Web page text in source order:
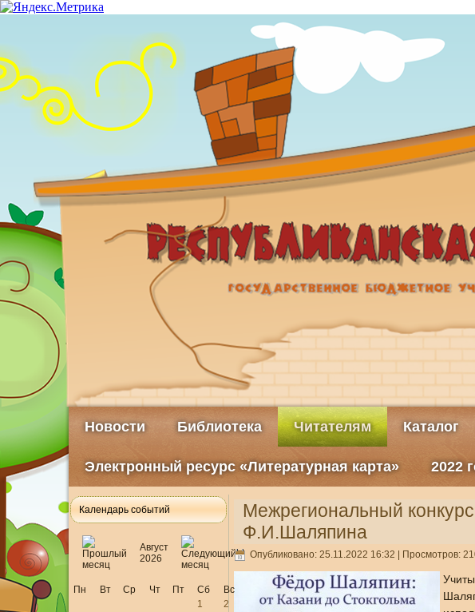
Новости Библиотека Читателям Каталог
Электронный ресурс «Литературная карта» 2022
Календарь событий
Август
2026
Пн Вт Ср Чт Пт Сб
Вс
1
2
Межрегиональный
Ф.И.Шаляпина
Опубликовано: 25.11.2022 16:32 | Просмотров: